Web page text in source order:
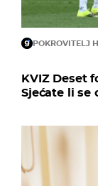
POKROVITELJ
KVIZ Deset
Sjećate li se